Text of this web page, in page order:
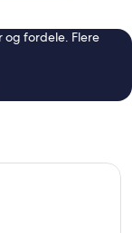
og fordele. Flere